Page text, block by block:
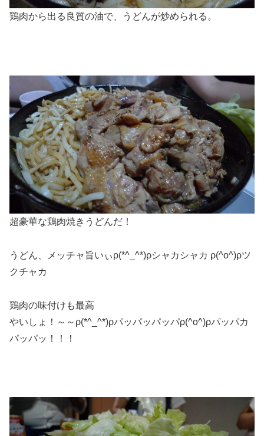
鶏肉から出る良質の油で、うどんが炒められる。
超豪華な鶏肉焼きうどんだ！
うどん、メッチャ旨いぃρ(*^_^*)ρシャカシャカ ρ(^o^)ρツ
クチャカ
鶏肉の味付けも最高
やいしょ！～～ρ(*^_^*)ρパッパッパッパρ(^o^)ρパッパカ
パッパッ！！！